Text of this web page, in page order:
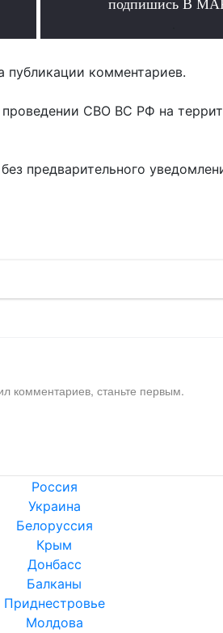
подпишись В
комментариев.
СВО ВС РФ на
предварительного
комментариев, станьте первым.
Россия
Украина
Белоруссия
Крым
Донбасс
Балканы
Приднестровье
Молдова